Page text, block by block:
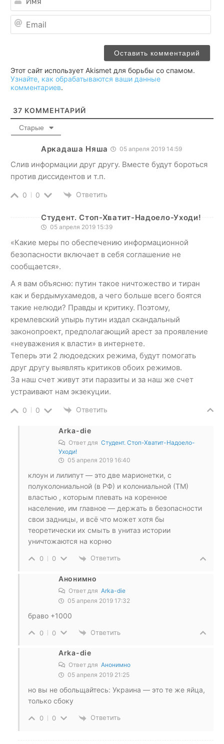
Этот сайт использует Akismet для борьбы со спамом.
Узнайте, как обрабатываются ваши данные
комментариев.
37 КОММЕНТАРИЙ
Старые
Аркадаша Няша 05 апреля 2019 14:59
Слив информации друг другу. Вместе будут бороться
против диссидентов и т.п.
0 0 Ответить
Студент. Стоп-Хватит-Надоело-Уходи!
05 апреля 2019 15:39
«Какие меры по обеспечению информационной
безопасности включает в себя соглашение не
сообщается».
А я вам объясню: путин такое ничтожество и тиран
как и бердымухамедов, а чего больше всего боятся
такие нелюди? Правды и критику. Поэтому,
кремлевский упырь путин издал скандальный
законопроект, предполагающий арест за проявление
«неуважения к власти» в интернете.
Теперь эти 2 людоедских режима, будут помогать
друг другу выявлять критиков обоих режимов.
За наш счет живут эти паразиты и за наш же счет
устраивают нам экзекуции.
0 0 Ответить
Arka-die
Ответ для Студент. Стоп-Хватит-Надоело-
Уходи!
05 апреля 2019 16:40
клоун и лилипут — это две марионетки, с
полуколониальной (в РФ) и колониальной (ТМ)
властью , которым плевать на коренное
население, им главное — держать в безопасности
свои задницы, и всё что может хотя бы
теоретически их смыть в унитаз истории
уничтожаются на корню
0 0 Ответить
Анонимно
Ответ для Arka-die
05 апреля 2019 17:32
браво +1000
0 0 Ответить
Arka-die
Ответ для Анонимно
05 апреля 2019 21:25
но вы не обольщайтесь: Украина — это те же яйца,
только сбоку
0 0 Ответить